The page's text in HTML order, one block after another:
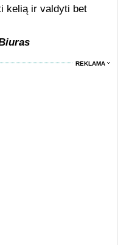
kelią ir valdyti bet
REKLAMA